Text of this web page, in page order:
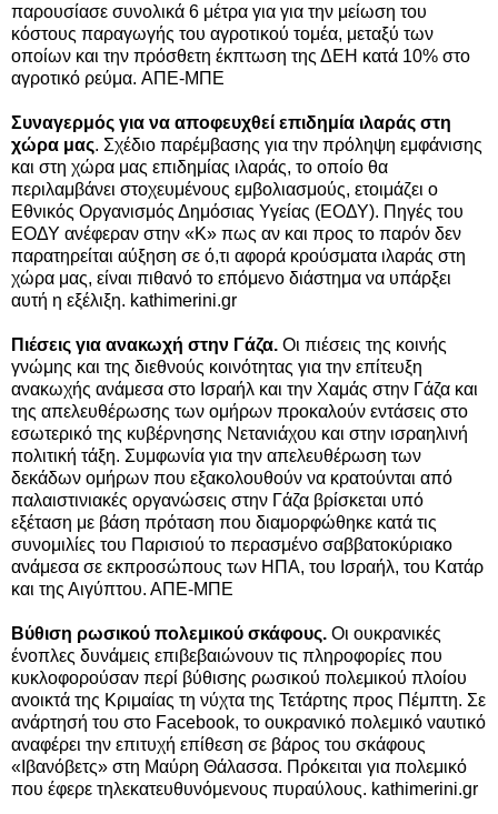
παρουσίασε συνολικά 6 μέτρα για για την μείωση του
κόστους παραγωγής του αγροτικού τομέα, μεταξύ των
οποίων και την πρόσθετη έκπτωση της ΔΕΗ κατά 10% στο
αγροτικό ρεύμα. ΑΠΕ-ΜΠΕ
Συναγερμός για να αποφευχθεί επιδημία ιλαράς στη
χώρα μας. Σχέδιο παρέμβασης για την πρόληψη εμφάνισης
και στη χώρα μας επιδημίας ιλαράς, το οποίο θα
περιλαμβάνει στοχευμένους εμβολιασμούς, ετοιμάζει ο
Εθνικός Οργανισμός Δημόσιας Υγείας (EΟΔΥ). Πηγές του
ΕΟΔΥ ανέφεραν στην «Κ» πως αν και προς το παρόν δεν
παρατηρείται αύξηση σε ό,τι αφορά κρούσματα ιλαράς στη
χώρα μας, είναι πιθανό το επόμενο διάστημα να υπάρξει
αυτή η εξέλιξη. kathimerini.gr
Πιέσεις για ανακωχή στην Γάζα. Οι πιέσεις της κοινής
γνώμης και της διεθνούς κοινότητας για την επίτευξη
ανακωχής ανάμεσα στο Ισραήλ και την Χαμάς στην Γάζα και
της απελευθέρωσης των ομήρων προκαλούν εντάσεις στο
εσωτερικό της κυβέρνησης Νετανιάχου και στην ισραηλινή
πολιτική τάξη. Συμφωνία για την απελευθέρωση των
δεκάδων ομήρων που εξακολουθούν να κρατούνται από
παλαιστινιακές οργανώσεις στην Γάζα βρίσκεται υπό
εξέταση με βάση πρόταση που διαμορφώθηκε κατά τις
συνομιλίες του Παρισιού το περασμένο σαββατοκύριακο
ανάμεσα σε εκπροσώπους των ΗΠΑ, του Ισραήλ, του Κατάρ
και της Αιγύπτου. ΑΠΕ-ΜΠΕ
Βύθιση ρωσικού πολεμικού σκάφους. Οι ουκρανικές
ένοπλες δυνάμεις επιβεβαιώνουν τις πληροφορίες που
κυκλοφορούσαν περί βύθισης ρωσικού πολεμικού πλοίου
ανοικτά της Κριμαίας τη νύχτα της Τετάρτης προς Πέμπτη. Σε
ανάρτησή του στο Facebook, το ουκρανικό πολεμικό ναυτικό
αναφέρει την επιτυχή επίθεση σε βάρος του σκάφους
«Ιβανόβετς» στη Μαύρη Θάλασσα. Πρόκειται για πολεμικό
που έφερε τηλεκατευθυνόμενους πυραύλους. kathimerini.gr